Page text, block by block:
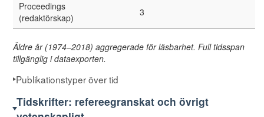
Proceedings
(redaktörskap)
3
Äldre år (1974–2018) aggregerade för läsbarhet. Full tidsspan
tillgänglig i dataexporten.
Publikationstyper över tid
Tidskrifter: refereegranskat och övrigt